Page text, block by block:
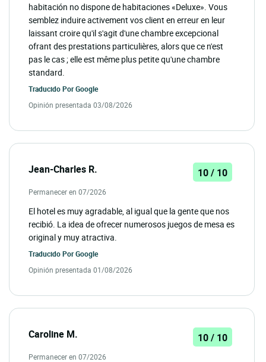
habitación no dispone de habitaciones «Deluxe». Vous
semblez induire activement vos client en erreur en leur
laissant croire qu'il s'agit d'une chambre excepcional
ofrant des prestations particulières, alors que ce n'est
pas le cas ; elle est même plus petite qu'une chambre
standard.
Traducido PorGoogle
Opinión presentada 03/08/2026
Jean-Charles R. 10 / 10
Permanecer en 07/2026
El hotel es muy agradable, al igual que la gente que nos
recibió. La idea de ofrecer numerosos juegos de mesa es
original y muy atractiva.
Traducido PorGoogle
Opinión presentada 01/08/2026
Caroline M. 10 / 10
Permanecer en 07/2026